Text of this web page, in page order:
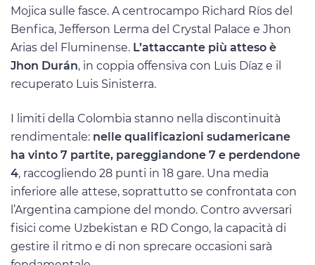
Mojica sulle fasce. A centrocampo Richard Ríos del
Benfica, Jefferson Lerma del Crystal Palace e Jhon
Arias del Fluminense. L’attaccante più atteso è
Jhon Durán, in coppia offensiva con Luis Díaz e il
recuperato Luis Sinisterra.
I limiti della Colombia stanno nella discontinuità
rendimentale: nelle qualificazioni sudamericane
ha vinto 7 partite, pareggiandone 7 e perdendone
4, raccogliendo 28 punti in 18 gare. Una media
inferiore alle attese, soprattutto se confrontata con
l’Argentina campione del mondo. Contro avversari
fisici come Uzbekistan e RD Congo, la capacità di
gestire il ritmo e di non sprecare occasioni sarà